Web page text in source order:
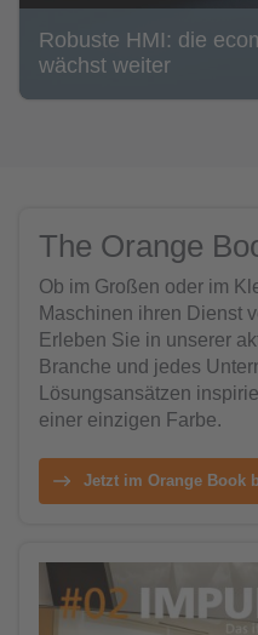
Robuste HMI: die
wächst weiter
The Orange
Ob im Großen oder im
Maschinen ihren Dienst
Erleben Sie in unserer
Branche und jedes
Lösungsansätzen
einer einzigen Farbe.
Jetzt im Orange Book